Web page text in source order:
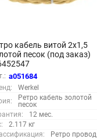
кабель витой 2х1,5
песок (под заказ)
a051684
Werkel
Ретро кабель золотой
песок
12 мес.
2.117 кг
Ретро провод